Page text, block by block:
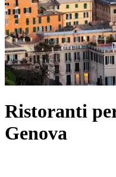
Ristoranti
Genova